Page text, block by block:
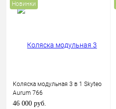
Новинки
Коляска модульная 3 в 1 Skyteo
Aurum 766
46 000 руб.